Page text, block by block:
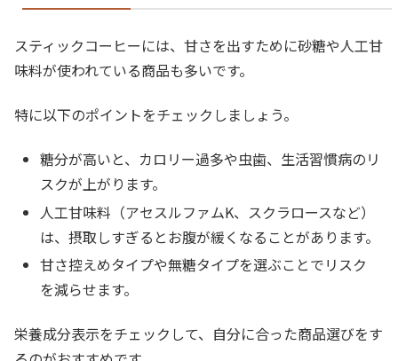
スティックコーヒーには、甘さを出すために砂糖や人工甘
味料が使われている商品も多いです。
特に以下のポイントをチェックしましょう。
糖分が高いと、カロリー過多や虫歯、生活習慣病のリ
スクが上がります。
人工甘味料（アセスルファムK、スクラロースなど）
は、摂取しすぎるとお腹が緩くなることがあります。
甘さ控えめタイプや無糖タイプを選ぶことでリスク
を減らせます。
栄養成分表示をチェックして、自分に合った商品選びをす